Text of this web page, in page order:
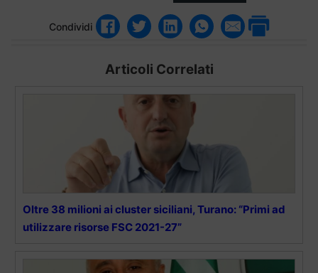
Condividi
Articoli Correlati
Oltre 38 milioni ai cluster siciliani, Turano: “Primi ad
utilizzare risorse FSC 2021-27”